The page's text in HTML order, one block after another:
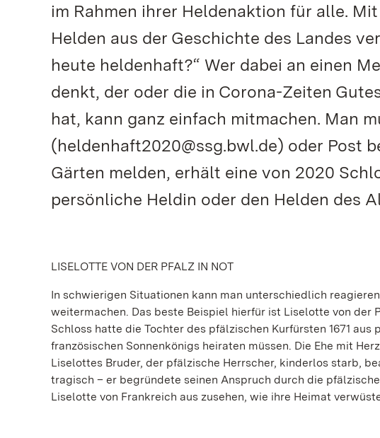
im Rahmen ihrer Heldenaktion für alle.
Helden aus der Geschichte des Landes
heute heldenhaft?“ Wer dabei an einen
denkt, der oder die in Corona-Zeiten
hat, kann ganz einfach mitmachen. Man
(heldenhaft2020@ssg.bwl.de) oder Post
Gärten melden, erhält eine von 2020
persönliche Heldin oder den Helden des
LISELOTTE VON DER PFALZ IN NOT
In schwierigen Situationen kann man unterschiedlich
weitermachen. Das beste Beispiel hierfür ist Liselotte von
Schloss hatte die Tochter des pfälzischen Kurfürsten 1671
französischen Sonnenkönigs heiraten müssen. Die Ehe mit
Liselottes Bruder, der pfälzische Herrscher, kinderlos starb,
tragisch – er begründete seinen Anspruch durch die
Liselotte von Frankreich aus zusehen, wie ihre Heimat